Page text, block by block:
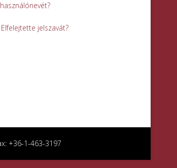
Elfelejtette jelszavát?
+36-1-463-3197